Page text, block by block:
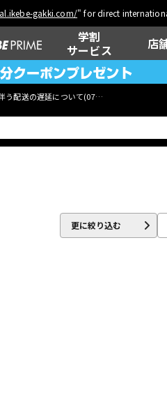
gakki.com/" for direct
学割
サービス
店
う配送の遅延について(07月29日
更に絞り込む